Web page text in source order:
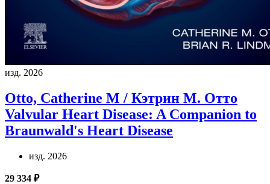
изд. 2026
Otto, Catherine M / Кэтрин М. Отто
Valvular Heart Disease: A Companion to
Braunwald's Heart Disease
изд. 2026
29 334 ₽